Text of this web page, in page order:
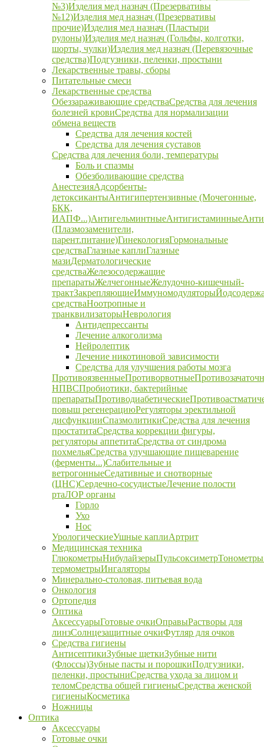
№3)Изделия мед назнач (Презервативы
№12)Изделия мед назнач (Презервативы
прочие)Изделия мед назнач (Пластыри
рулоны)Изделия мед назнач (Гольфы, колготки,
шорты, чулки)Изделия мед назнач (Перевязочные
средства)Подгузники, пеленки, простыни
Лекарственные травы, сборы
Питательные смеси
Лекарственные средства
Обеззараживающие средстваСредства для лечения
болезней кровиСредства для нормализации
обмена веществ
Средства для лечения костей
Средства для лечения суставов
Средства для лечения боли, температуры
Боль и спазмы
Обезболивающие средства
АнестезияАдсорбенты-
детоксикантыАнтигипертензивные (Мочегонные,
БКК,
ИАПФ...)АнтигельминтныеАнтигистаминные
(Плазмозаменители,
парент.питание)ГинекологияГормональные
средстваГлазные каплиГлазные
мазиДерматологические
средстваЖелезосодержащие
препаратыЖелчегонныеЖелудочно-кишечный-
трактЗакрепляющиеИммуномодуляторы
средстваНоотропные и
транквилизаторыНеврология
Антидепрессанты
Лечение алкоголизма
Нейролептик
Лечение никотиновой зависимости
Средства для улучшения работы мозга
ПротивоязвенныеПротиворвотные
НПВСПробиотики, бактерийные
препаратыПротиводиабетические
повыш регенерациюРегуляторы эректильной
дисфункцииСпазмолитикиСредства для лечения
простатитаСредства коррекции фигуры,
регуляторы аппетитаСредства от синдрома
похмельяСредства улучшающие пищеварение
(ферменты...)Слабительные и
ветрогонныеСедативные и снотворные
(ЦНС)Сердечно-сосудистыеЛечение полости
ртаЛОР органы
Горло
Ухо
Нос
УрологическиеУшные каплиАртрит
Медицинская техника
ГлюкометрыНибулайзерыПульсоксиметрТонометры
термометрыИнгаляторы
Минерально-столовая, питьевая вода
Онкология
Ортопедия
Оптика
АксессуарыГотовые очкиОправыРастворы для
линзСолнцезащитные очкиФутляр для очков
Средства гигиены
АнтисептикиЗубные щеткиЗубные нити
(Флоссы)Зубные пасты и порошкиПодгузники,
пеленки, простыниСредства ухода за лицом и
теломСредства общей гигиеныСредства женской
гигиеныКосметика
Ножницы
Оптика
Аксессуары
Готовые очки